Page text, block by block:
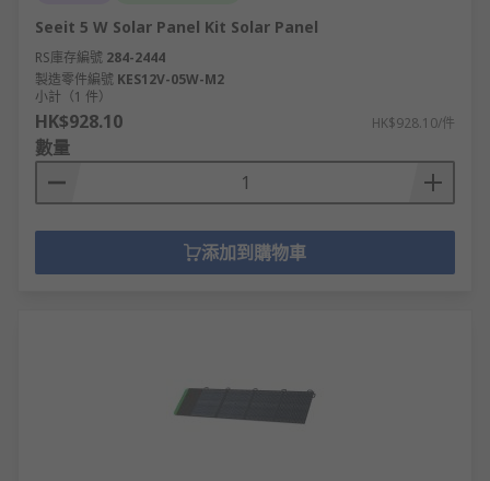
Seeit 5 W Solar Panel Kit Solar Panel
RS庫存編號 284-2444
製造零件編號 KES12V-05W-M2
小計（1 件）
HK$928.10 HK$928.10/件
數量
添加到購物車